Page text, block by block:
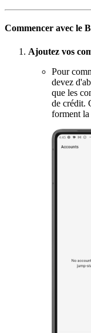
Commencer avec le
Ajoutez vos
Pour
devez
que les
de crédit.
forment la